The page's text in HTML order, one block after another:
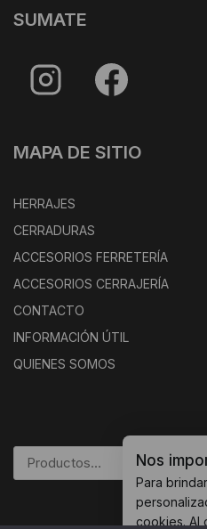
SUMATE
MAPA DE SITIO
HERRAJES
CERRADURAS
ACCESORIOS FERRETERÍA
ACCESORIOS CERRAJERÍA
CONTACTO
INFORMACIÓN ÚTIL
QUIENES SOMOS
Nos
Para
cookies. Al